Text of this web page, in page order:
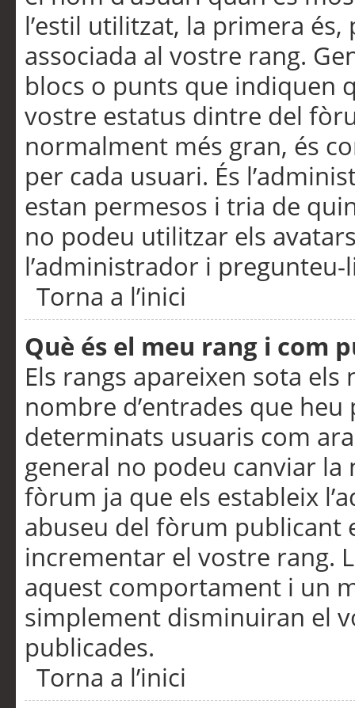
l’estil utilitzat, la primera
associada al vostre rang.
blocs o punts que indiquen
vostre estatus dintre del
normalment més gran, és
per cada usuari. És
estan permesos i tria de
no podeu utilitzar els
l’administrador i pregunteu-
Torna a l’inici
Què és el meu rang i com
Els rangs apareixen sota
nombre d’entrades que
determinats usuaris com
general no podeu canviar
fòrum ja que els estableix
abuseu del fòrum publicant
incrementar el vostre rang.
aquest comportament i un
simplement disminuiran el
publicades.
Torna a l’inici